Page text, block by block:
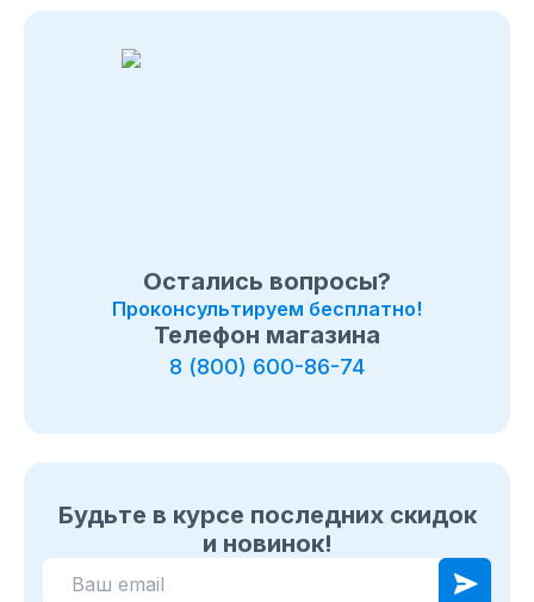
Остались вопросы?
Проконсультируем бесплатно!
Телефон магазина
8 (800) 600-86-74
Будьте в курсе последних скидок
и новинок!